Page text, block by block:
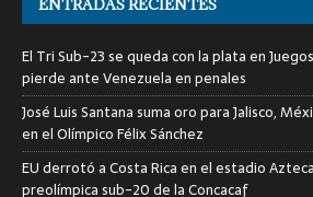
ENTRADAS RECIENTES
El Tri Sub-23 se queda con la plata en
pierde ante Venezuela en penales
José Luis Santana suma oro para Jalisco,
en el Olímpico Félix Sánchez
EU derrotó a Costa Rica en el estadio
preolímpica sub-20 de la Concacaf